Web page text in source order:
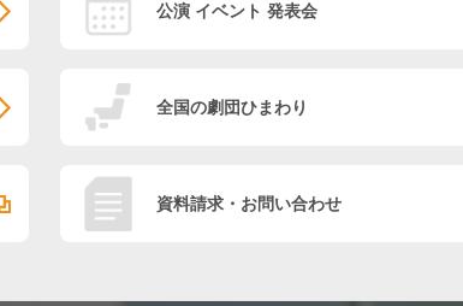
公演 イベント 発表会
全国の劇団ひまわり
資料請求・お問い合わせ